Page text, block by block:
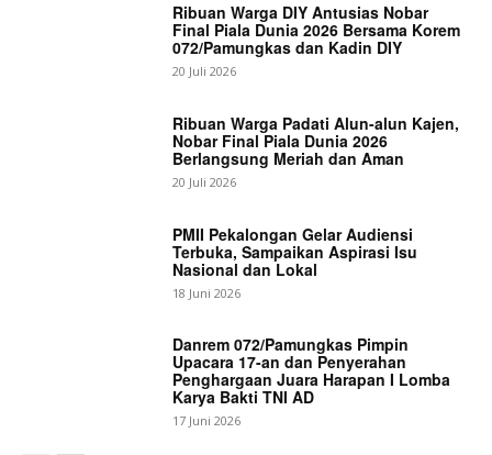
Ribuan Warga DIY Antusias Nobar
Final Piala Dunia 2026 Bersama Korem
072/Pamungkas dan Kadin DIY
20 Juli 2026
Ribuan Warga Padati Alun-alun Kajen,
Nobar Final Piala Dunia 2026
Berlangsung Meriah dan Aman
20 Juli 2026
PMII Pekalongan Gelar Audiensi
Terbuka, Sampaikan Aspirasi Isu
Nasional dan Lokal
18 Juni 2026
Danrem 072/Pamungkas Pimpin
Upacara 17-an dan Penyerahan
Penghargaan Juara Harapan I Lomba
Karya Bakti TNI AD
17 Juni 2026